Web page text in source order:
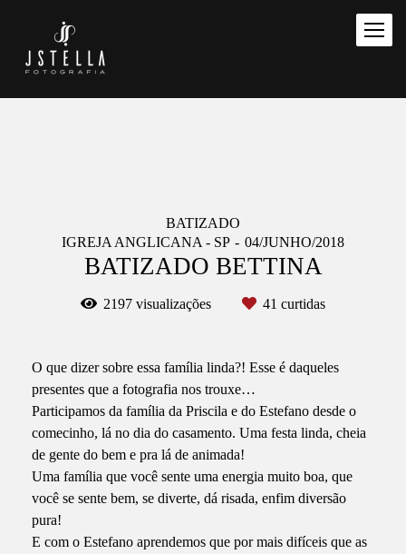
BATIZADO
IGREJA ANGLICANA - SP
04/JUNHO/2018
BATIZADO BETTINA
2197 visualizações 41 curtidas
O que dizer sobre essa família linda?! Esse é daqueles
presentes que a fotografia nos trouxe…
Participamos da família da Priscila e do Estefano desde o
comecinho, lá no dia do casamento. Uma festa linda, cheia
de gente do bem e pra lá de animada!
Uma família que você sente uma energia muito boa, que
você se sente bem, se diverte, dá risada, enfim diversão
pura!
E com o Estefano aprendemos que por mais difíceis que as